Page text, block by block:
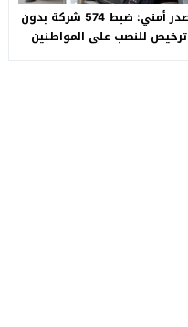
مصدر أمني: ضبط 574 شركة بدون
ترخيص للنصب على المواطنين